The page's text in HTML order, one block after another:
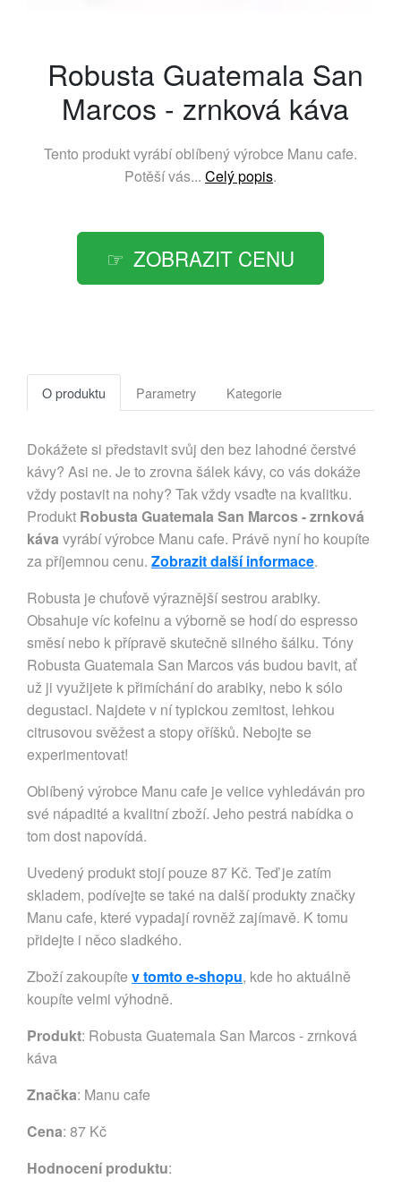
Robusta Guatemala San
Marcos - zrnková káva
Tento produkt vyrábí oblíbený výrobce Manu cafe.
Potěší vás... Celý popis.
ZOBRAZIT CENU
O produktu Parametry Kategorie
Dokážete si představit svůj den bez lahodné čerstvé
kávy? Asi ne. Je to zrovna šálek kávy, co vás dokáže
vždy postavit na nohy? Tak vždy vsaďte na kvalitku.
Produkt Robusta Guatemala San Marcos - zrnková
káva vyrábí výrobce Manu cafe. Právě nyní ho koupíte
za příjemnou cenu. Zobrazit další informace.
Robusta je chuťově výraznější sestrou arabiky.
Obsahuje víc kofeinu a výborně se hodí do espresso
směsí nebo k přípravě skutečně silného šálku. Tóny
Robusta Guatemala San Marcos vás budou bavit, ať
už ji využijete k přimíchání do arabiky, nebo k sólo
degustaci. Najdete v ní typickou zemitost, lehkou
citrusovou svěžest a stopy oříšků. Nebojte se
experimentovat!
Oblíbený výrobce Manu cafe je velice vyhledáván pro
své nápadité a kvalitní zboží. Jeho pestrá nabídka o
tom dost napovídá.
Uvedený produkt stojí pouze 87 Kč. Teď je zatím
skladem, podívejte se také na další produkty značky
Manu cafe, které vypadají rovněž zajímavě. K tomu
přidejte i něco sladkého.
Zboží zakoupíte v tomto e-shopu, kde ho aktuálně
koupíte velmi výhodně.
Produkt: Robusta Guatemala San Marcos - zrnková
káva
Značka: Manu cafe
Cena: 87 Kč
Hodnocení produktu: